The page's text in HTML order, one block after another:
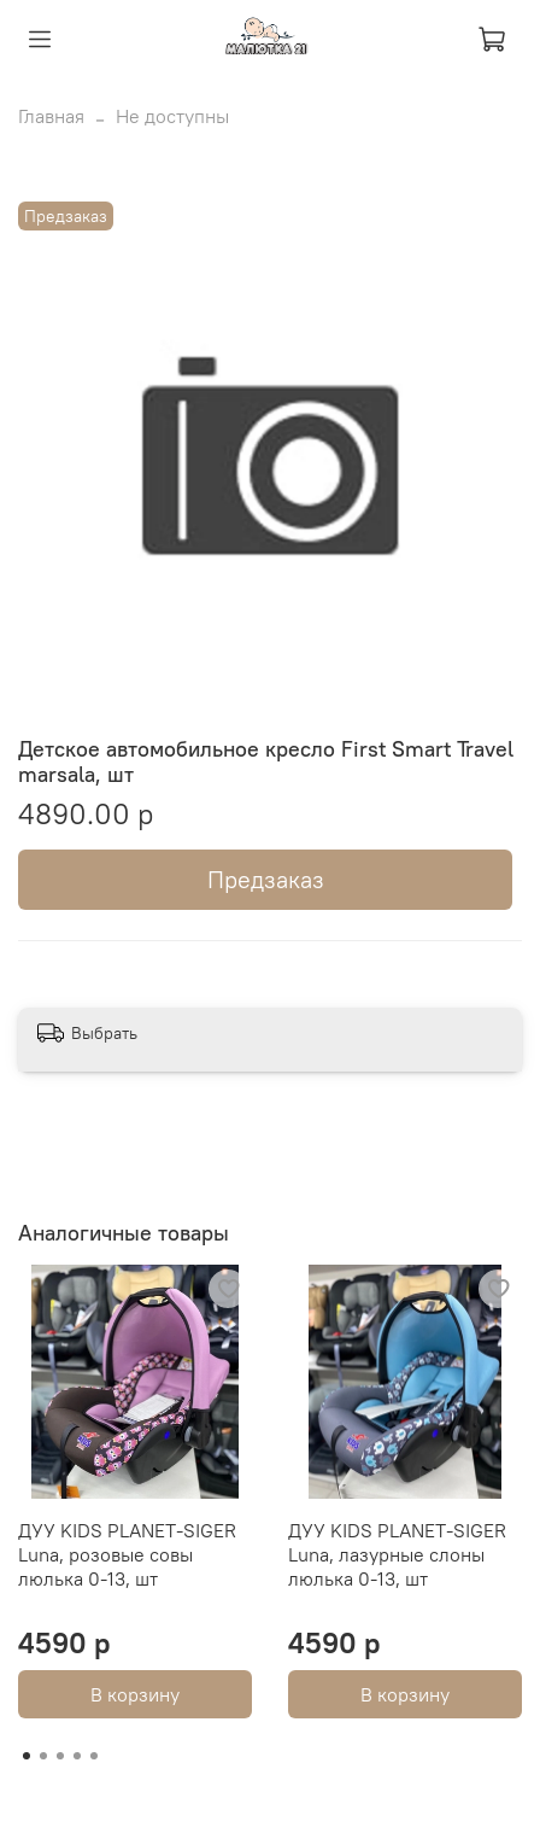
Главная Не доступны
Предзаказ
Детское автомобильное кресло First Smart Travel
marsala, шт
4890.00 р
Предзаказ
Выбрать
Аналогичные товары
ДУУ KIDS PLANET-SIGER
Luna, розовые совы
люлька 0-13, шт
4590 р
В корзину
ДУУ KIDS PLANET-SIGER
Luna, лазурные слоны
люлька 0-13, шт
4590 р
В корзину